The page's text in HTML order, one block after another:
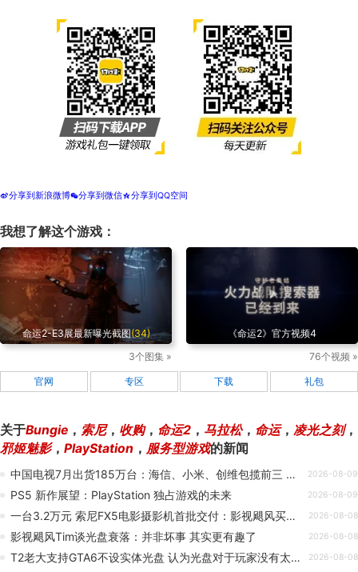
t分享到新浪微博w分享到微信z分享到QQ空间
我想了解这个游戏：
命运2-E3展最新曝光截图(34)
3个图集 »
《命运2》官方视频4
76个视频 »
官网 专区 下载 礼包
关于Bungie ， 索尼， 收购， 命运2 ， 马拉松， 命运， 凌光之刻，
邪姬魅影， PlayStation ， 服务型游戏的新闻
中国电视7月出货185万台：海信、小米、创维包揽前三 索尼等外资垫底 2026-08-09
PS5 新作展望：PlayStation 独占游戏的未来 2026-08-09
一台3.2万元 索尼FX5电影摄影机首批交付：影视飓风买了8台 2026-08-08
影视飓风Tim谈光盘衰落：并非坏事 其实更有趣了 2026-08-08
T2老大支持GTA6不设实体光盘 认为光盘对于玩家没有太大意义 2026-08-08